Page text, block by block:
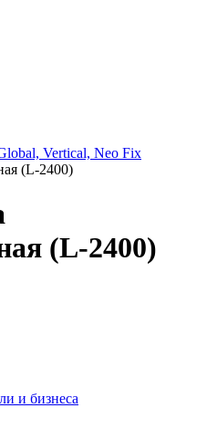
Vertical, Neo Fix
(L-2400)
(L-2400)
и бизнеса